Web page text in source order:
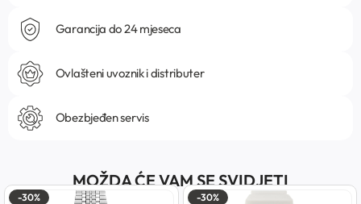
Garancija do 24 mjeseca
Ovlašteni uvoznik i distributer
Obezbjeđen servis
MOŽDA ĆE VAM SE SVIDJETI
-30% -30%